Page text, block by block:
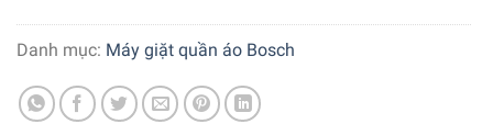
Danh mục: Máy giặt quần áo Bosch